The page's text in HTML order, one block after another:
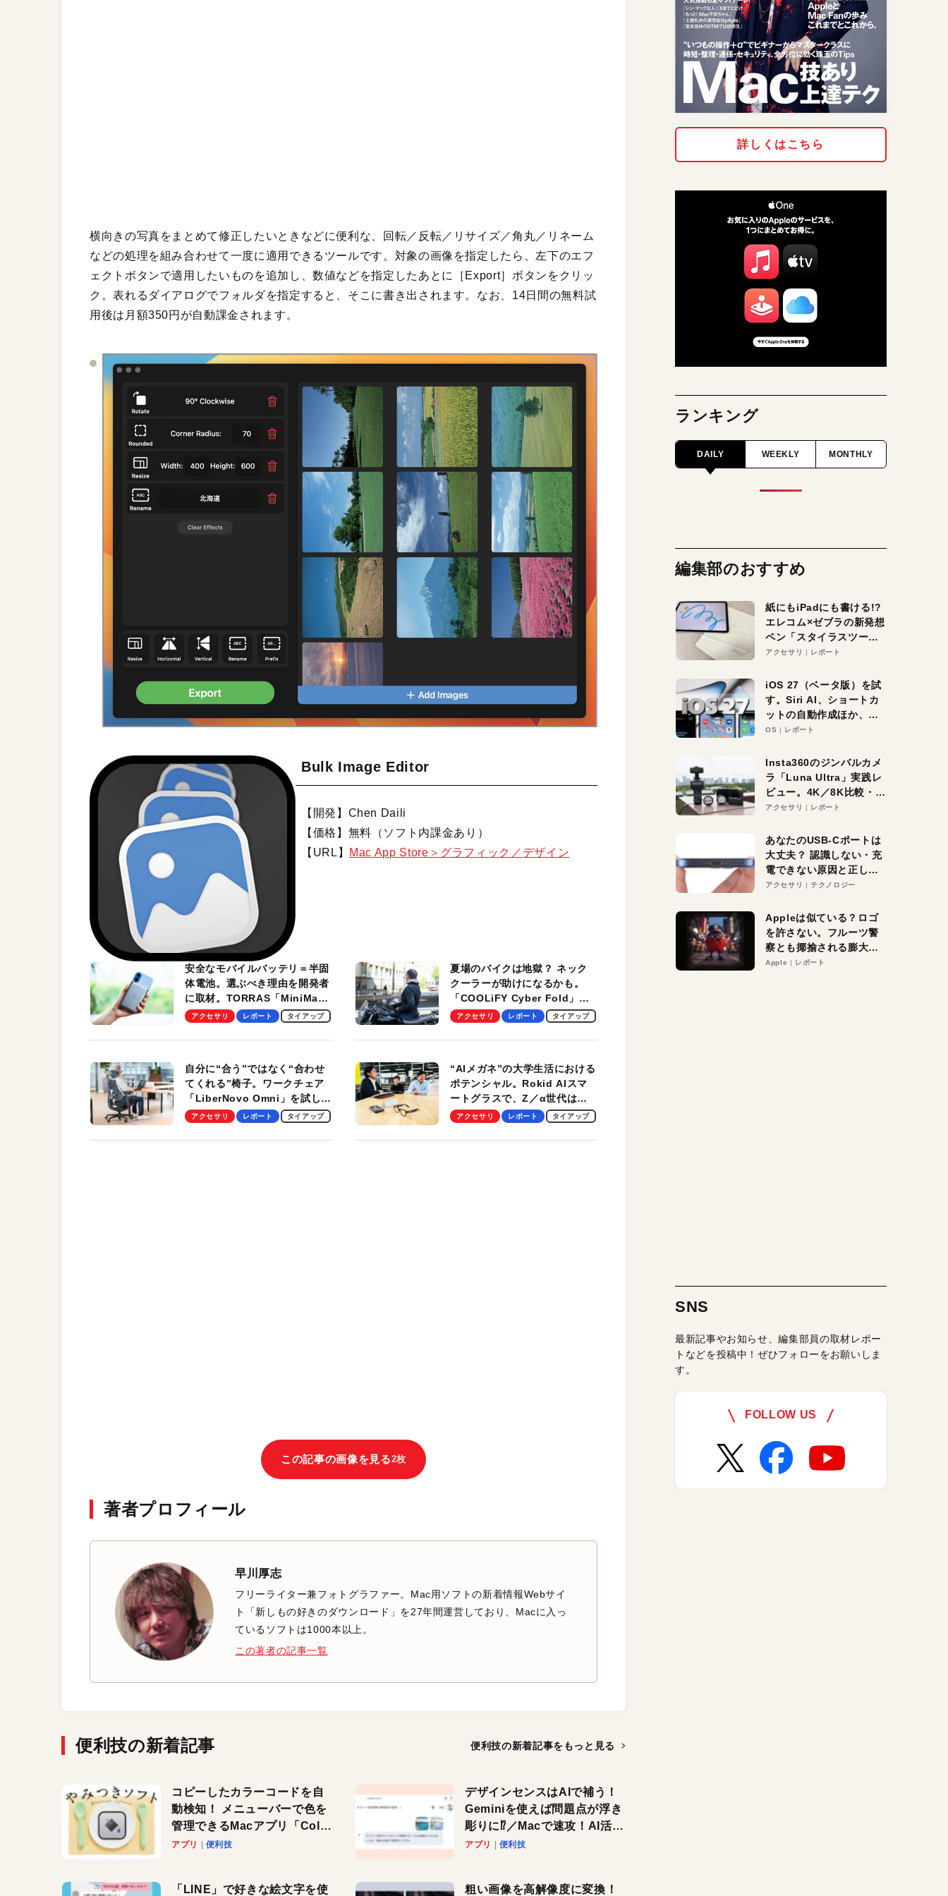
横向きの写真をまとめて修正したいときなどに便利な、回転／反転／リサイズ／角丸／リネーム
などの処理を組み合わせて一度に適用できるツールです。対象の画像を指定したら、左下のエフ
ェクトボタンで適用したいものを追加し、数値などを指定したあとに［Export］ボタンをクリッ
ク。表れるダイアログでフォルダを指定すると、そこに書き出されます。なお、14日間の無料試
用後は月額350円が自動課金されます。
Bulk Image Editor
【開発】Chen Daili
【価格】無料（ソフト内課金あり）
【URL】
Mac App Store＞グラフィック／デザイン
安全なモバイルバッテリ＝半固
体電池。選ぶべき理由を開発者
に取材。TORRAS「MiniMag
Pro」の実機レビューも
アクセサリ レポート タイアップ
夏場のバイクは地獄？ ネック
クーラーが助けになるかも。
「COOLiFY Cyber Fold」レ
ビュー。冷却の速さ、密着する
性がグッド！
アクセサリ レポート タイアップ
自分に“合う”ではなく“合わせ
てくれる”椅子。ワークチェア
「LiberNovo Omni」を試して
わかったその魅力。まさかのス
アクセサリ レポート タイアップ
“AIメガネ”の大学生活における
ポテンシャル。Rokid AIスマ
ートグラスで、Z／α世代は何
を見る？ 現役学生起業家、そ
【PR】
アクセサリ レポート タイアップ
この記事の画像を見る2枚
著者プロフィール
早川厚志
フリーライター兼フォトグラファー。Mac用ソフトの新着情報Webサイ
ト「新しもの好きのダウンロード」を27年間運営しており、Macに入っ
ているソフトは1000本以上。
この著者の記事一覧
便利技の新着記事 便利技の新着記事をもっと見る
コピーしたカラーコードを自
動検知！ メニューバーで色を
管理できるMacアプリ「Color
Copy Bucket」
アプリ 便利技
デザインセンスはAIで補う！
Geminiを使えば問題点が浮き
彫りに⁉︎／Macで速攻！AI活用
テク
アプリ 便利技
「LINE」で好きな絵文字を使 粗い画像を高解像度に変換！
詳しくはこちら
ランキング
DAILY WEEKLY MONTHLY
編集部のおすすめ
紙にもiPadにも書ける!?
エレコム×ゼブラの新発想
ペン「スタイラスツーウ
ェイ」レビュー。持ち替
アクセサリ レポート
iOS 27（ベータ版）を試
す。Siri AI、ショートカ
ットの自動作成ほか、期
待大の便利機能5選。
る未来はすぐそこ！
OS レポート
Insta360のジンバルカメ
ラ「Luna Ultra」実践レ
ビュー。4K／8K比較・ズ
ーム・夜間撮影をチェッ
アクセサリ レポート
あなたのUSB-Cポートは
大丈夫？ 認識しない・充
電できない原因と正しい
対策
アクセサリ テクノロジー
Appleは似ている？ロゴ
を許さない。フルーツ警
察とも揶揄される膨大な
異議申し立て。対象は非
Apple レポート
SNS
最新記事やお知らせ、編集部員の取材レポー
トなどを投稿中！ぜひフォローをお願いしま
す。
FOLLOW US